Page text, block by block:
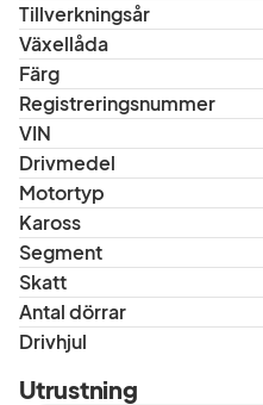
Tillverkningsår
Växellåda
Färg
Registreringsnummer
VIN
Drivmedel
Motortyp
Kaross
Segment
Skatt
Antal dörrar
Drivhjul
Utrustning